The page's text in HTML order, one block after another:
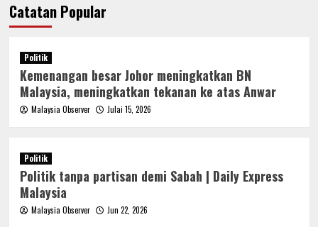
Catatan Popular
Politik
Kemenangan besar Johor meningkatkan BN
Malaysia, meningkatkan tekanan ke atas Anwar
Malaysia Observer Julai 15, 2026
Politik
Politik tanpa partisan demi Sabah | Daily Express
Malaysia
Malaysia Observer Jun 22, 2026